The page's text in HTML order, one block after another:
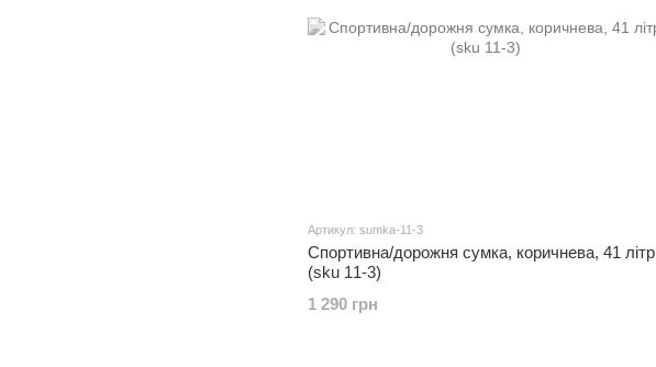
Артикул: sumka-11-3
Спортивна/дорожня сумка, коричнева, 41 літр
(sku 11-3)
1 290 грн